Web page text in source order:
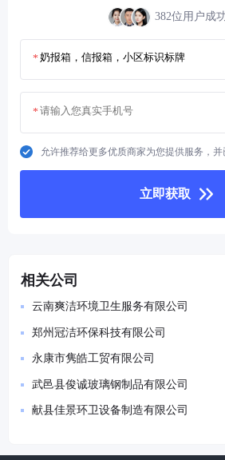
382位用户成
*
*
允许推荐给更多优质商家为您提供服务，并
立即获取
相关公司
云南爽洁环境卫生服务有限公司
郑州冠洁环保科技有限公司
永康市隽皓工贸有限公司
武邑县俊诚玻璃钢制品有限公司
献县佳景环卫设备制造有限公司